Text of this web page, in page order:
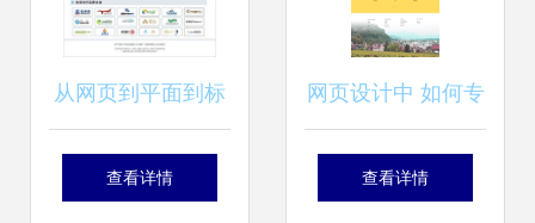
从网页到平面到标
志 绵咩Jacy的视觉
查看详情
网页设计中 如何专
业设计可爱的蔬菜
查看详情